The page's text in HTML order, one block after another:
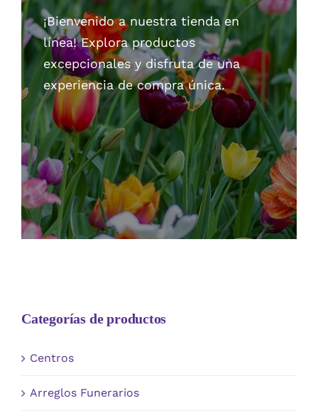
¡Bienvenido a nuestra tienda en
línea! Explora productos
excepcionales y disfruta de una
experiencia de compra única.
Categorías de productos
Centros
Arreglos Funerarios